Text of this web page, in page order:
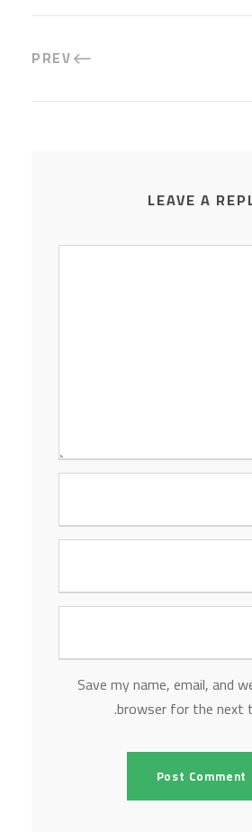
PREV
LEAVE A
Save my name, email, and
browser for the next